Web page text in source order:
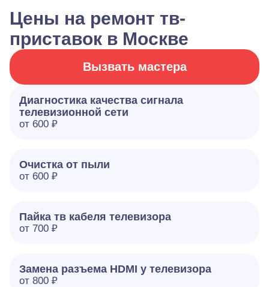
Цены на ремонт тв-
приставок в Москве
Вызвать мастера
Диагностика качества сигнала
телевизионной сети
от 600 ₽
Очистка от пыли
от 600 ₽
Пайка тв кабеля телевизора
от 700 ₽
Замена разъема HDMI у телевизора
от 800 ₽